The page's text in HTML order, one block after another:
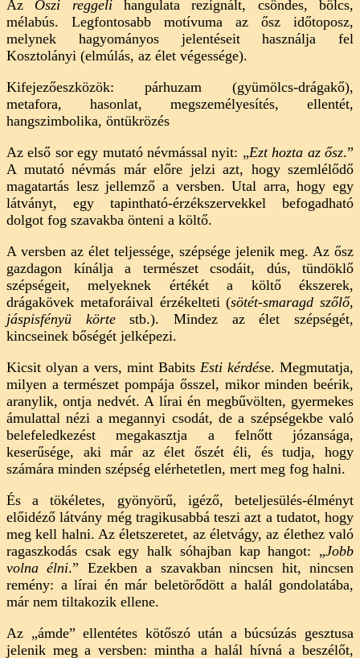
Az Őszi reggelihangulata rezignált, csöndes, bölcs,
mélabús. Legfontosabb motívuma az ősz időtoposz,
melynek hagyományos jelentéseit használja fel
Kosztolányi (elmúlás, az élet végessége).
Kifejezőeszközök: párhuzam (gyümölcs-drágakő),
metafora, hasonlat, megszemélyesítés, ellentét,
hangszimbolika, öntükrözés
Az első sor egy mutató névmással nyit: „Ezt hozta az ősz.”
A mutató névmás már előre jelzi azt, hogy szemlélődő
magatartás lesz jellemző a versben. Utal arra, hogy egy
látványt, egy tapintható-érzékszervekkel befogadható
dolgot fog szavakba önteni a költő.
A versben az élet teljessége, szépsége jelenik meg. Az ősz
gazdagon kínálja a természet csodáit, dús, tündöklő
szépségeit, melyeknek értékét a költő ékszerek,
drágakövek metaforáival érzékelteti (sötét-smaragd szőlő,
jáspisfényü körtestb.). Mindez az élet szépségét,
kincseinek bőségét jelképezi.
Kicsit olyan a vers, mint Babits Esti kérdése. Megmutatja,
milyen a természet pompája ősszel, mikor minden beérik,
aranylik, ontja nedvét. A lírai én megbűvölten, gyermekes
ámulattal nézi a megannyi csodát, de a szépségekbe való
belefeledkezést megakasztja a felnőtt józansága,
keserűsége, aki már az élet őszét éli, és tudja, hogy
számára minden szépség elérhetetlen, mert meg fog halni.
És a tökéletes, gyönyörű, igéző, beteljesülés-élményt
előidéző látvány még tragikusabbá teszi azt a tudatot, hogy
meg kell halni. Az életszeretet, az életvágy, az élethez való
ragaszkodás csak egy halk sóhajban kap hangot: „Jobb
volna élni.” Ezekben a szavakban nincsen hit, nincsen
remény: a lírai én már beletörődött a halál gondolatába,
már nem tiltakozik ellene.
Az „ámde” ellentétes kötőszó után a búcsúzás gesztusa
jelenik meg a versben: mintha a halál hívná a beszélőt,